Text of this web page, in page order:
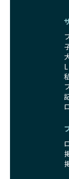
ます。この活動
護活動の支援に
でなく、すべて
な一歩です。ユ
子犬をお迎えす
支えることがで
身ともに健康に
遺伝的なリスク
考えられた食事
さらに獣医師と
その結果、
気で健康なスタ
営利優先ブリー
な繁殖を行いが
担をかけたり、
ど、健康を犠牲
うな方法では、
にとっても将来
優良ブリーダー
健康を最優先に
カラーの子犬を
し、飼い主にそ
ワンちゃんの健
「見た目以上に
引退犬とは、繁